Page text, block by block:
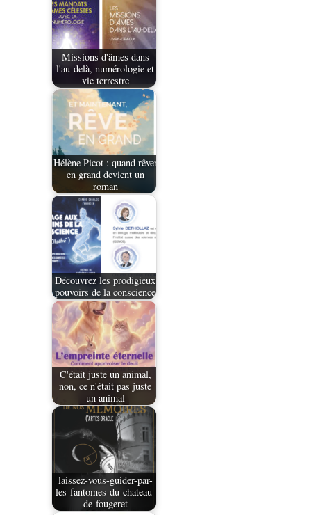
Missions d'âmes dans
l'au-delà, numérologie et
vie terrestre
Hélène Picot : quand rêver
en grand devient un
roman
Découvrez les prodigieux
pouvoirs de la conscience
C'était juste un animal,
non, ce n'était pas juste
un animal
laissez-vous-guider-par-
les-fantomes-du-chateau-
de-fougeret